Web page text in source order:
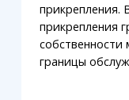
прикрепления.
прикрепления
границы